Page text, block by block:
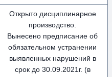
Открыто дисциплинарное
производство.
Вынесено предписание об
обязательном устранении
выявленных нарушений в
срок до 30.09.2021г. (в